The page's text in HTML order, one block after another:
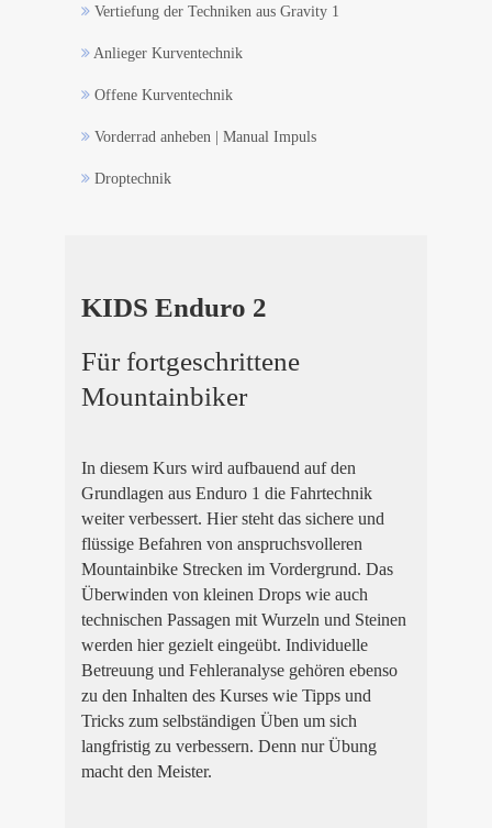
Vertiefung der Techniken aus Gravity 1
Anlieger Kurventechnik
Offene Kurventechnik
Vorderrad anheben | Manual Impuls
Droptechnik
KIDS Enduro 2
Für fortgeschrittene
Mountainbiker
In diesem Kurs wird aufbauend auf den
Grundlagen aus Enduro 1 die Fahrtechnik
weiter verbessert. Hier steht das sichere und
flüssige Befahren von anspruchsvolleren
Mountainbike Strecken im Vordergrund. Das
Überwinden von kleinen Drops wie auch
technischen Passagen mit Wurzeln und Steinen
werden hier gezielt eingeübt. Individuelle
Betreuung und Fehleranalyse gehören ebenso
zu den Inhalten des Kurses wie Tipps und
Tricks zum selbständigen Üben um sich
langfristig zu verbessern. Denn nur Übung
macht den Meister.